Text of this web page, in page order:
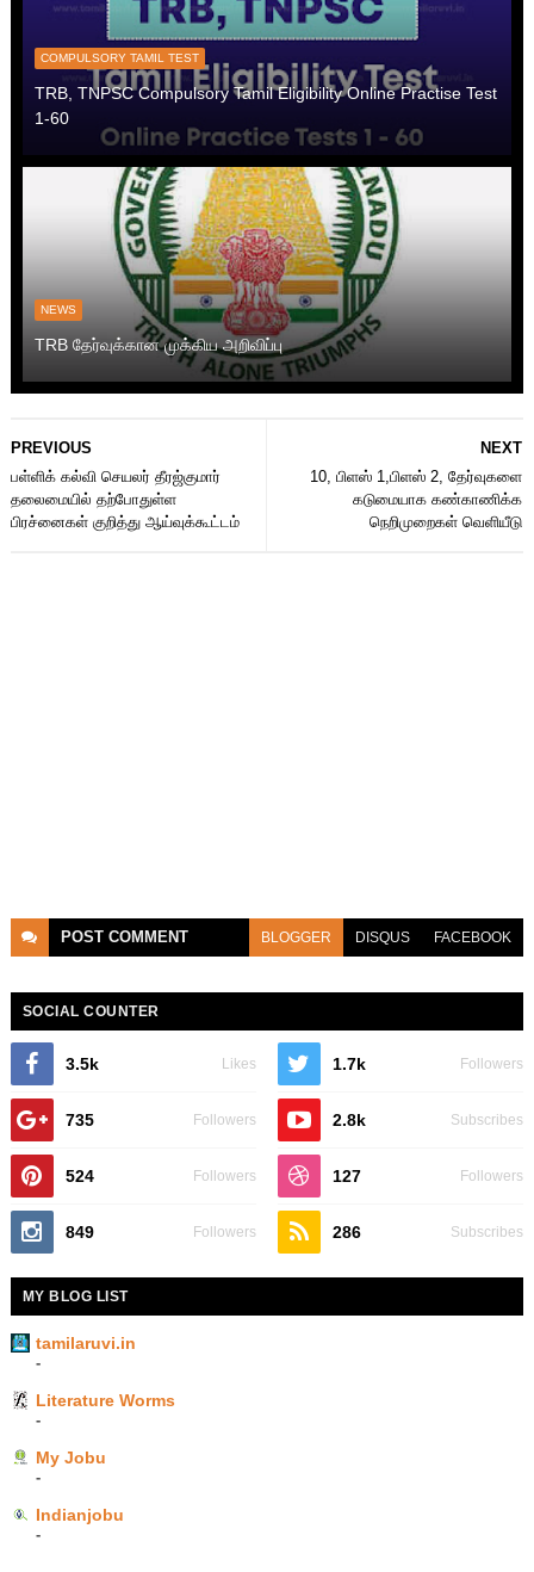
COMPULSORY TAMIL TEST
TRB, TNPSC Compulsory Tamil Eligibility Online Practise Test
1-60
NEWS
TRB தேர்வுக்கான முக்கிய அறிவிப்பு
NEXT
10, பிளஸ் 1,பிளஸ் 2, தேர்வுகளை
கடுமையாக கண்காணிக்க
நெறிமுறைகள் வெளியீடு
PREVIOUS
பள்ளிக் கல்வி செயலர் தீரஜ்குமார்
தலைமையில் தற்போதுள்ள
பிரச்னைகள் குறித்து ஆய்வுக்கூட்டம்
POST COMMENT BLOGGER DISQUS FACEBOOK
SOCIAL COUNTER
3.5k Likes 1.7k Followers
735 Followers 2.8k Subscribes
524 Followers 127 Followers
849 Followers 286 Subscribes
MY BLOG LIST
tamilaruvi.in
-
Literature Worms
-
My Jobu
-
Indianjobu
-